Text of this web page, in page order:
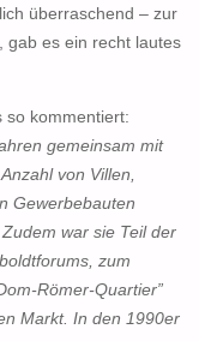
überraschend – zur
gab es ein recht lautes
so kommentiert:
gemeinsam mit
von Villen,
Gewerbebauten
war sie Teil der
zum
Römer-Quartier”
Markt. In den 1990er